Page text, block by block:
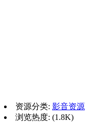
资源分类: 影音资源
浏览热度: (1.8K)